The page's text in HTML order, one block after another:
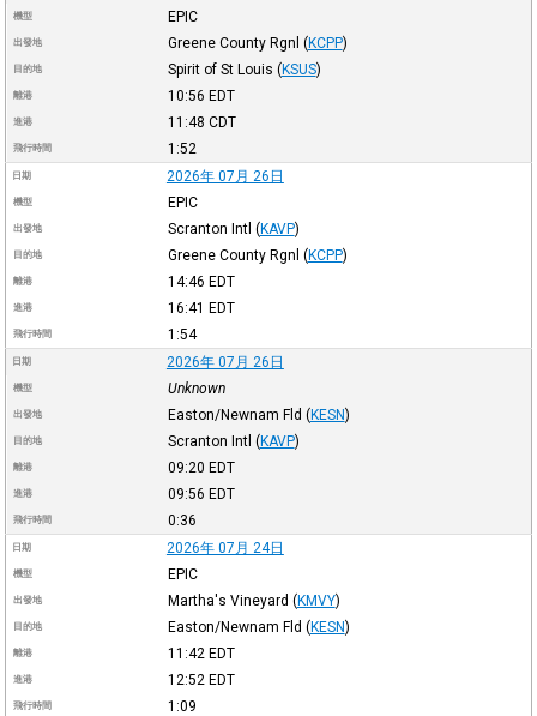
機型 EPIC
出發地 Greene County Rgnl (KCPP)
目的地 Spirit of St Louis (KSUS)
離港 10:56 EDT
進港 11:48 CDT
飛行時間 1:52
日期 2026年 07月 26日
機型 EPIC
出發地 Scranton Intl (KAVP)
目的地 Greene County Rgnl (KCPP)
離港 14:46 EDT
進港 16:41 EDT
飛行時間 1:54
日期 2026年 07月 26日
機型 Unknown
出發地 Easton/Newnam Fld (KESN)
目的地 Scranton Intl (KAVP)
離港 09:20 EDT
進港 09:56 EDT
飛行時間 0:36
日期 2026年 07月 24日
機型 EPIC
出發地 Martha's Vineyard (KMVY)
目的地 Easton/Newnam Fld (KESN)
離港 11:42 EDT
進港 12:52 EDT
飛行時間 1:09